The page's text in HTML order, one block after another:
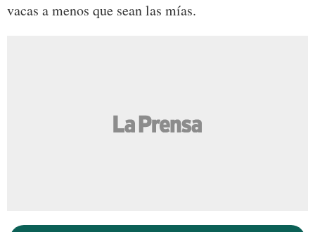
vacas a menos que sean las mías.